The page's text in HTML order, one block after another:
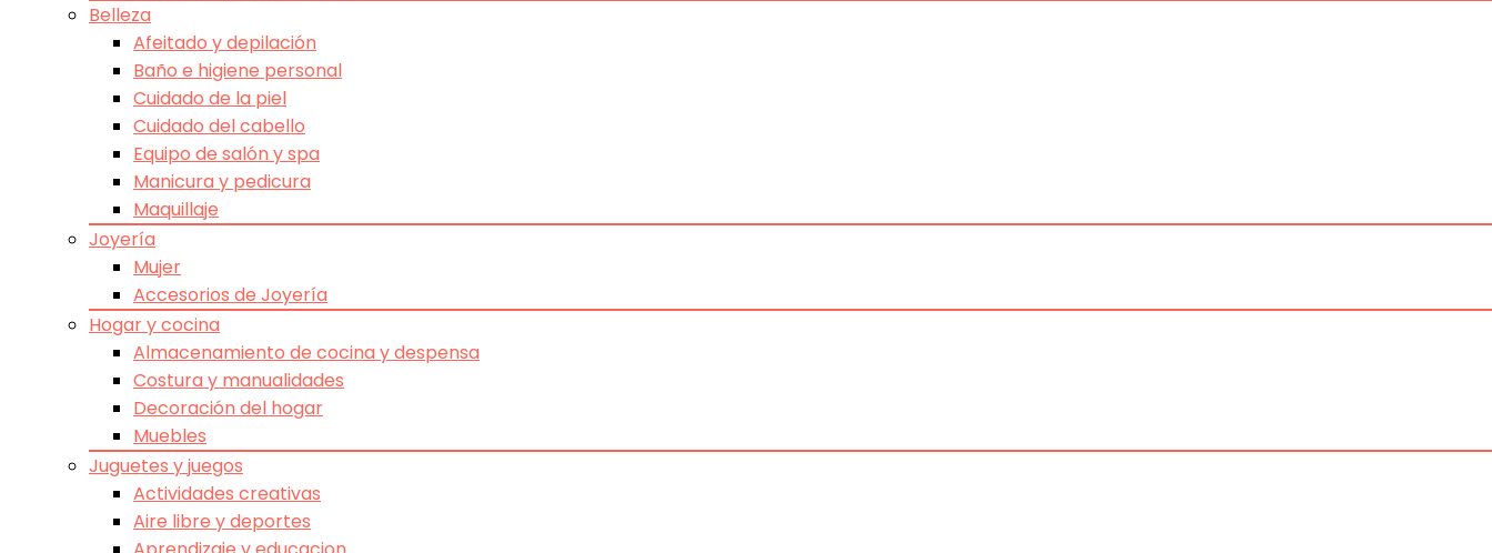
Belleza
Afeitado y depilación
Baño e higiene personal
Cuidado de la piel
Cuidado del cabello
Equipo de salón y spa
Manicura y pedicura
Maquillaje
Joyería
Mujer
Accesorios de Joyería
Hogar y cocina
Almacenamiento de cocina y despensa
Costura y manualidades
Decoración del hogar
Muebles
Juguetes y juegos
Actividades creativas
Aire libre y deportes